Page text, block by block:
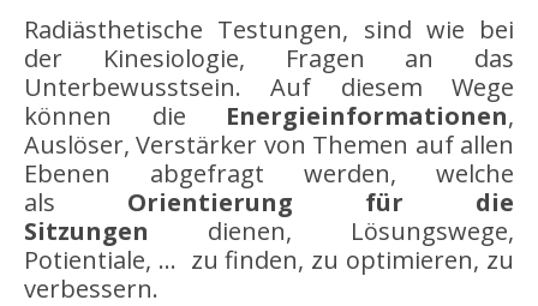
Radiästhetische Testungen, sind wie bei
der Kinesiologie, Fragen an das
Unterbewusstsein. Auf diesem Wege
können die Energieinformationen,
Auslöser, Verstärker von Themen auf allen
Ebenen abgefragt werden, welche
als Orientierung für die
Sitzungen dienen, Lösungswege,
Potientiale, … zu finden, zu optimieren, zu
verbessern.